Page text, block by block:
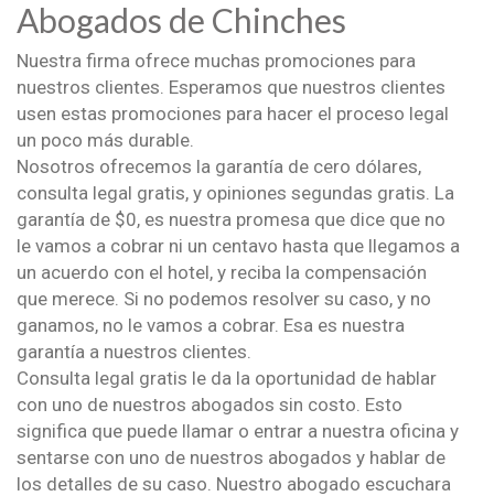
Abogados de Chinches
Nuestra firma ofrece muchas promociones para
nuestros clientes. Esperamos que nuestros clientes
usen estas promociones para hacer el proceso legal
un poco más durable.
Nosotros ofrecemos la garantía de cero dólares,
consulta legal gratis, y opiniones segundas gratis. La
garantía de $0, es nuestra promesa que dice que no
le vamos a cobrar ni un centavo hasta que llegamos a
un acuerdo con el hotel, y reciba la compensación
que merece. Si no podemos resolver su caso, y no
ganamos, no le vamos a cobrar. Esa es nuestra
garantía a nuestros clientes.
Consulta legal gratis le da la oportunidad de hablar
con uno de nuestros abogados sin costo. Esto
significa que puede llamar o entrar a nuestra oficina y
sentarse con uno de nuestros abogados y hablar de
los detalles de su caso. Nuestro abogado escuchara